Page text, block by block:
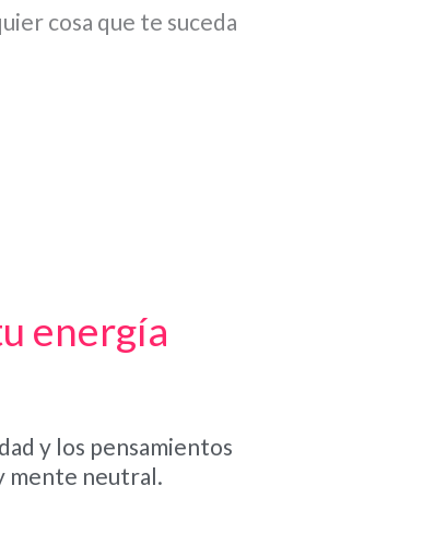
cosa que te suceda
energía
y los pensamientos
mente neutral.